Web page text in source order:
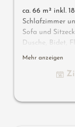
ca. 66 m² inkl.
Schlafzimmer
Sofa und
Dusche, Bidet,
Westbalkon,
Mehr anzeigen